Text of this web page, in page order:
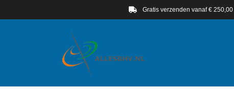
Gratis verzenden vanaf € 250,00